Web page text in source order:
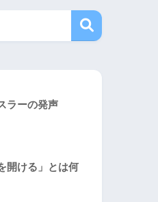
ラーの発声
開ける」とは何